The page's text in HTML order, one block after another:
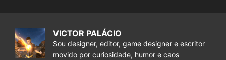
VICTOR PALÁCIO
Sou designer, editor, game designer e escritor
movido por curiosidade, humor e caos